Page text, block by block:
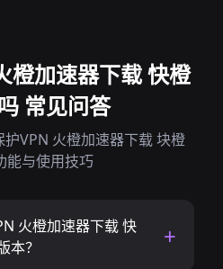
橙加速器下载 快橙
常见问答
VPN 火橙加速器下载 块橙
能与使用技巧
火橙加速器下载 快
本？